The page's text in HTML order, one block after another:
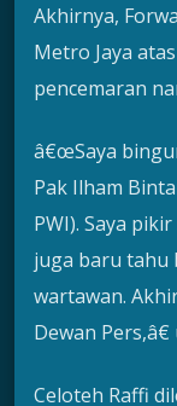
Akhirnya,
Metro Jaya
pencemaran
â€œSaya
Pak Ilham
PWI). Saya
juga baru tahu
wartawan.
Dewan
Celoteh Raffi